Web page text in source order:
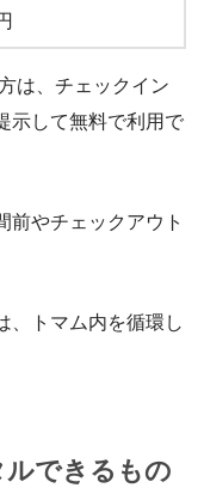
は、チェックイン
示して無料で利用で
前やチェックアウト
、トマム内を循環し
ルできるもの